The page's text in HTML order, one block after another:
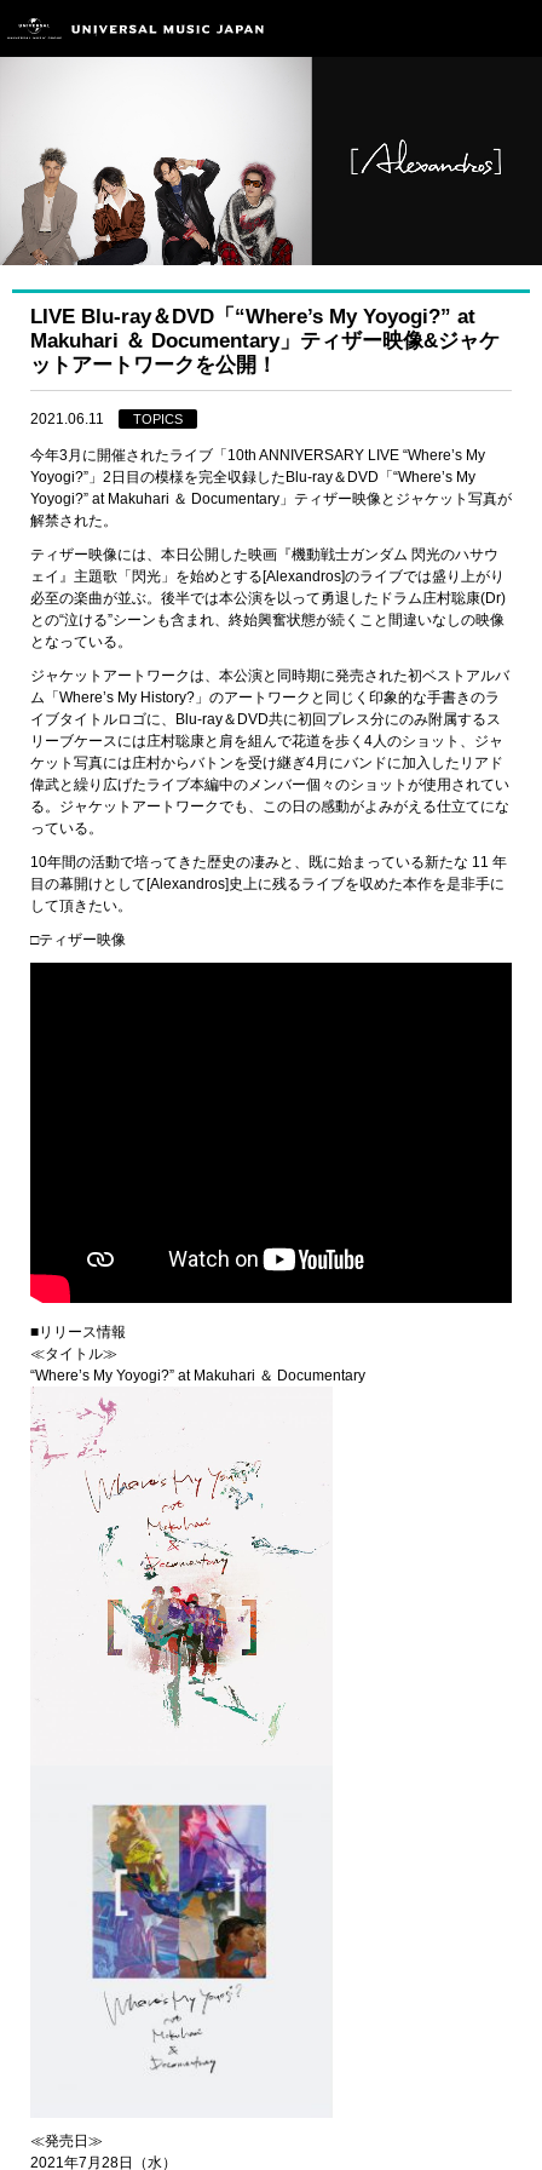
LIVE Blu-ray＆DVD「“Where’s My Yoyogi?” at
Makuhari ＆ Documentary」ティザー映像&ジャケ
ットアートワークを公開！
2021.06.11 TOPICS
今年3月に開催されたライブ「10th ANNIVERSARY LIVE “Where’s My
Yoyogi?”」2日目の模様を完全収録したBlu-ray＆DVD「“Where’s My
Yoyogi?” at Makuhari ＆ Documentary」ティザー映像とジャケット写真が
解禁された。
ティザー映像には、本日公開した映画『機動戦士ガンダム 閃光のハサウ
ェイ』主題歌「閃光」を始めとする[Alexandros]のライブでは盛り上がり
必至の楽曲が並ぶ。後半では本公演を以って勇退したドラム庄村聡康(Dr)
との“泣ける”シーンも含まれ、終始興奮状態が続くこと間違いなしの映像
となっている。
ジャケットアートワークは、本公演と同時期に発売された初ベストアルバ
ム「Where’s My History?」のアートワークと同じく印象的な手書きのラ
イブタイトルロゴに、Blu-ray＆DVD共に初回プレス分にのみ附属するス
リーブケースには庄村聡康と肩を組んで花道を歩く4人のショット、ジャ
ケット写真には庄村からバトンを受け継ぎ4月にバンドに加入したリアド
偉武と繰り広げたライブ本編中のメンバー個々のショットが使用されてい
る。ジャケットアートワークでも、この日の感動がよみがえる仕立てにな
っている。
10年間の活動で培ってきた歴史の凄みと、既に始まっている新たな 11 年
目の幕開けとして[Alexandros]史上に残るライブを収めた本作を是非手に
して頂きたい。
□ティザー映像
■リリース情報
≪タイトル≫
“Where’s My Yoyogi?” at Makuhari ＆ Documentary
≪発売日≫
2021年7月28日（水）